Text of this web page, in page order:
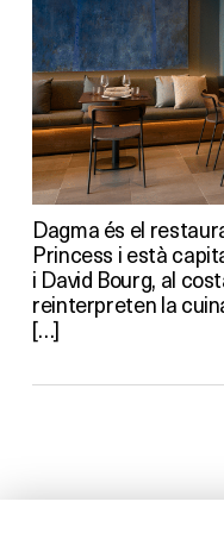
Dagma és el
Princess i està
i David Bourg, al
reinterpreten la
[…]